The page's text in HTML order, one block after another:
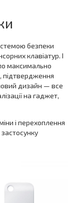
безпеки
клавіатур. І
максимально
підтвердження
дизайн — все
на гаджет,
і перехоплення
застосунку